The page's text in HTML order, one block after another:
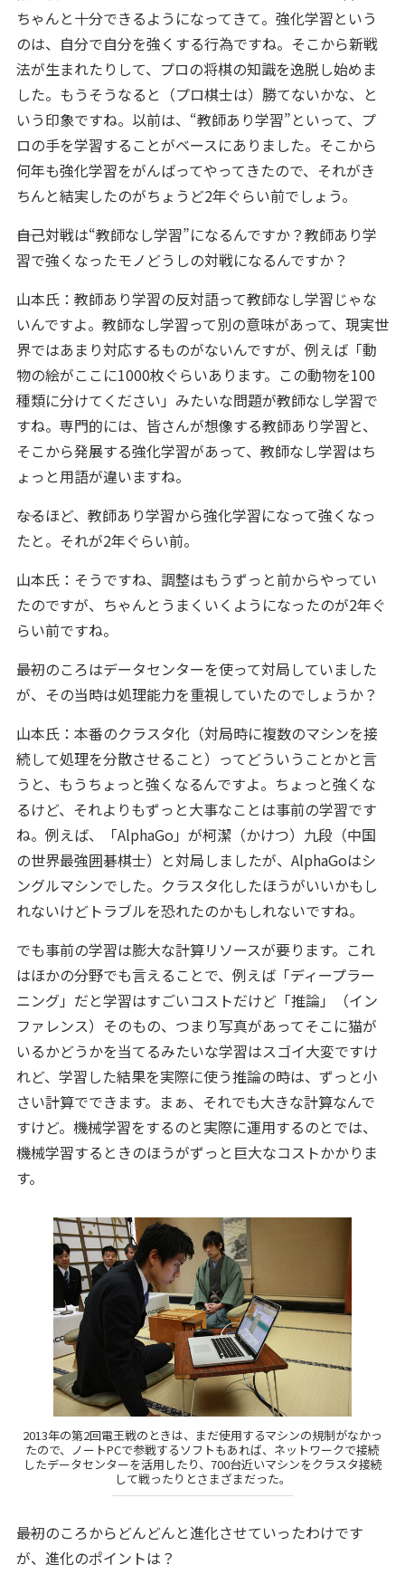
ちゃんと十分できるようになってきて。強化学習という
のは、自分で自分を強くする行為ですね。そこから新戦
法が生まれたりして、プロの将棋の知識を逸脱し始めま
した。もうそうなると（プロ棋士は）勝てないかな、と
いう印象ですね。以前は、“教師あり学習”といって、プ
ロの手を学習することがベースにありました。そこから
何年も強化学習をがんばってやってきたので、それがき
ちんと結実したのがちょうど2年ぐらい前でしょう。
――自己対戦は“教師なし学習”になるんですか？教師あり学
習で強くなったモノどうしの対戦になるんですか？
山本氏：教師あり学習の反対語って教師なし学習じゃな
いんですよ。教師なし学習って別の意味があって、現実世
界ではあまり対応するものがないんですが、例えば「動
物の絵がここに1000枚ぐらいあります。この動物を100
種類に分けてください」みたいな問題が教師なし学習で
すね。専門的には、皆さんが想像する教師あり学習と、
そこから発展する強化学習があって、教師なし学習はち
ょっと用語が違いますね。
――なるほど、教師あり学習から強化学習になって強くなっ
たと。それが2年ぐらい前。
山本氏：そうですね、調整はもうずっと前からやってい
たのですが、ちゃんとうまくいくようになったのが2年ぐ
らい前ですね。
――最初のころはデータセンターを使って対局していました
が、その当時は処理能力を重視していたのでしょうか？
山本氏：本番のクラスタ化（対局時に複数のマシンを接
続して処理を分散させること）ってどういうことかと言
うと、もうちょっと強くなるんですよ。ちょっと強くな
るけど、それよりもずっと大事なことは事前の学習です
ね。例えば、「AlphaGo」が柯潔（かけつ）九段（中国
の世界最強囲碁棋士）と対局しましたが、AlphaGoはシ
ングルマシンでした。クラスタ化したほうがいいかもし
れないけどトラブルを恐れたのかもしれないですね。
でも事前の学習は膨大な計算リソースが要ります。これ
はほかの分野でも言えることで、例えば「ディープラー
ニング」だと学習はすごいコストだけど「推論」（イン
ファレンス）そのもの、つまり写真があってそこに猫が
いるかどうかを当てるみたいな学習はスゴイ大変ですけ
れど、学習した結果を実際に使う推論の時は、ずっと小
さい計算でできます。まぁ、それでも大きな計算なんで
すけど。機械学習をするのと実際に運用するのとでは、
機械学習するときのほうがずっと巨大なコストかかりま
す。
2013年の第2回電王戦のときは、まだ使用するマシンの規制がなかっ
たので、ノートPCで参戦するソフトもあれば、ネットワークで接続
したデータセンターを活用したり、700台近いマシンをクラスタ接続
して戦ったりとさまざまだった。
――最初のころからどんどんと進化させていったわけです
が、進化のポイントは？